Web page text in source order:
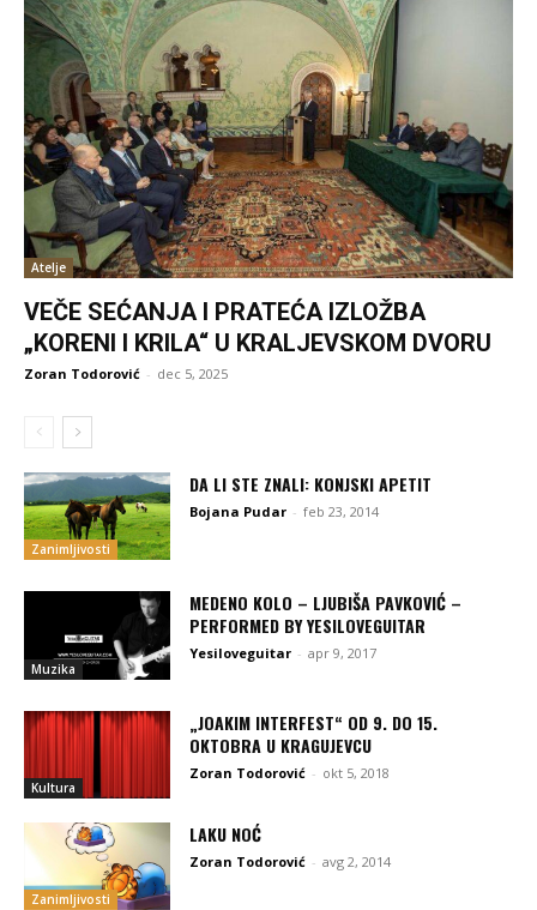
Atelje
VEČE SEĆANJA I PRATEĆA IZLOŽBA
„KORENI I KRILA“ U KRALJEVSKOM DVORU
Zoran Todorović - dec 5, 2025
Zanimljivosti
DA LI STE ZNALI: KONJSKI APETIT
Bojana Pudar - feb 23, 2014
Muzika
MEDENO KOLO – LJUBIŠA PAVKOVIĆ –
PERFORMED BY YESILOVEGUITAR
Yesiloveguitar - apr 9, 2017
Kultura
„JOAKIM INTERFEST“ OD 9. DO 15.
OKTOBRA U KRAGUJEVCU
Zoran Todorović - okt 5, 2018
Zanimljivosti
LAKU NOĆ
Zoran Todorović - avg 2, 2014